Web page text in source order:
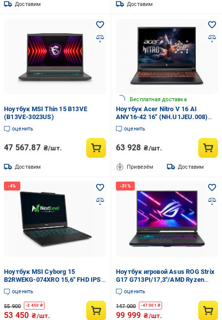
Доставим Доставим
Ноутбук MSI Thin 15 B13VE
(B13VE-3023US)
оценить
47 567.87 ₴/шт.
Доставим
Бесплатная доставка
Ноутбук Acer Nitro V 16 AI
ANV16-42 16" (NH.U1JEU.008)
shale black
оценить
63 928 ₴/шт.
Привезём Доставим
Ноутбук MSI Cyborg 15
B2RWEKG-074XRO 15,6" FHD IPS
144 Гц Intel Core 5 210H RAM 16
ГБ/SSD 512 ГБ GeForce RTX 5050
8 ГБ reeDOS Черный (004-65867)
оценить
55 900 -2 450 ₴
53 450 ₴/шт.
Ноутбук игровой Asus ROG Strix
G17 G713PI/17,3"/AMD Ryzen
9/NVIDIA GeForce RTX 4070/32
Гб DDR5/SSD 1 ТБ (51156532)
оценить
147 000 -47 001 ₴
99 999 ₴/шт.